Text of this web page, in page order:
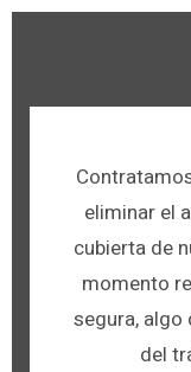
eliminar el
cubierta de
momento
segura, algo
del